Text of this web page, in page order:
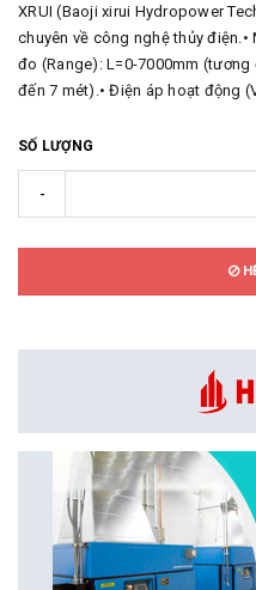
XRUI (Baoji xirui Hydropower
chuyên về công nghệ thủy
đo (Range): L=0-7000mm
đến 7 mét).• Điện áp hoạt động
SỐ LƯỢNG
-